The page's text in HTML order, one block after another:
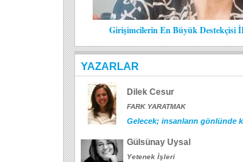
Girişimcilerin En Büyük Destekçisi
YAZARLAR
Dilek Cesur
FARK YARATMAK
Gelecek; insanların gönlünde
Gülsünay Uysal
Yetenek İşleri